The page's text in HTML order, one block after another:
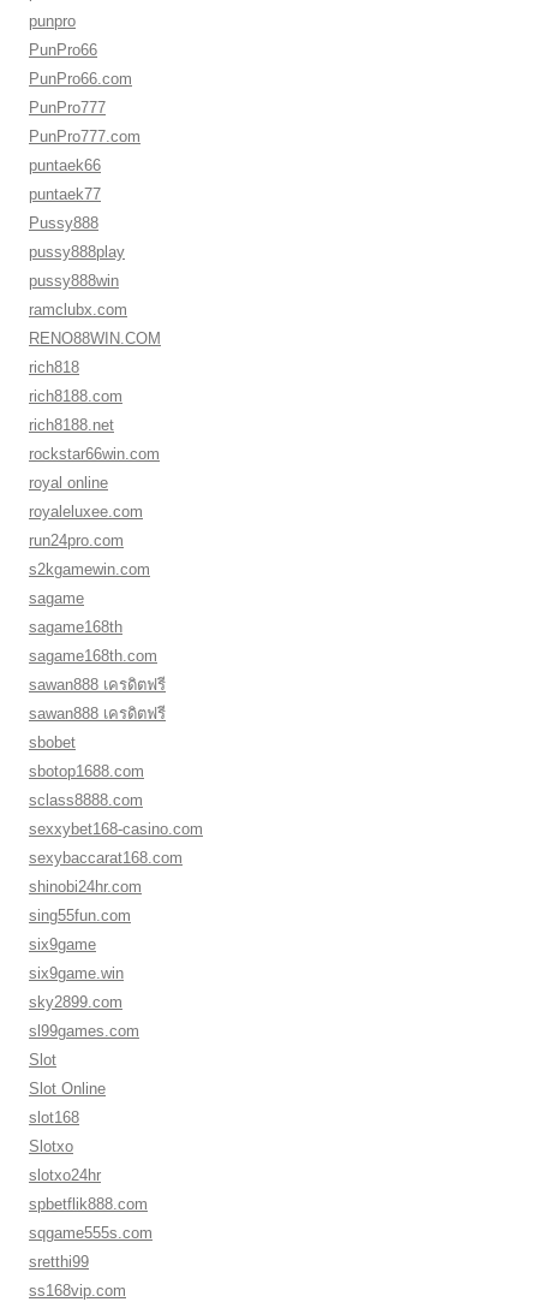
punpro
PunPro66
PunPro66.com
PunPro777
PunPro777.com
puntaek66
puntaek77
Pussy888
pussy888play
pussy888win
ramclubx.com
RENO88WIN.COM
rich818
rich8188.com
rich8188.net
rockstar66win.com
royal online
royaleluxee.com
run24pro.com
s2kgamewin.com
sagame
sagame168th
sagame168th.com
sawan888 เครดิตฟรี
sawan888 เครดิตฟรี
sbobet
sbotop1688.com
sclass8888.com
sexxybet168-casino.com
sexybaccarat168.com
shinobi24hr.com
sing55fun.com
six9game
six9game.win
sky2899.com
sl99games.com
Slot
Slot Online
slot168
Slotxo
slotxo24hr
spbetflik888.com
sqgame555s.com
sretthi99
ss168vip.com